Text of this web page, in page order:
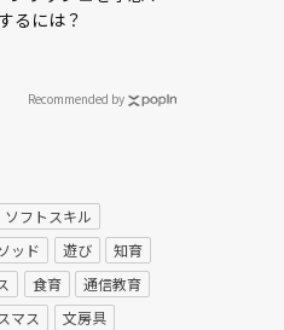
るには？
Recommended by
ソフトスキル
ッド 遊び
知育
食育
通信教育
マス
文房具